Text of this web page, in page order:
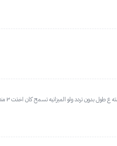
اش اقول